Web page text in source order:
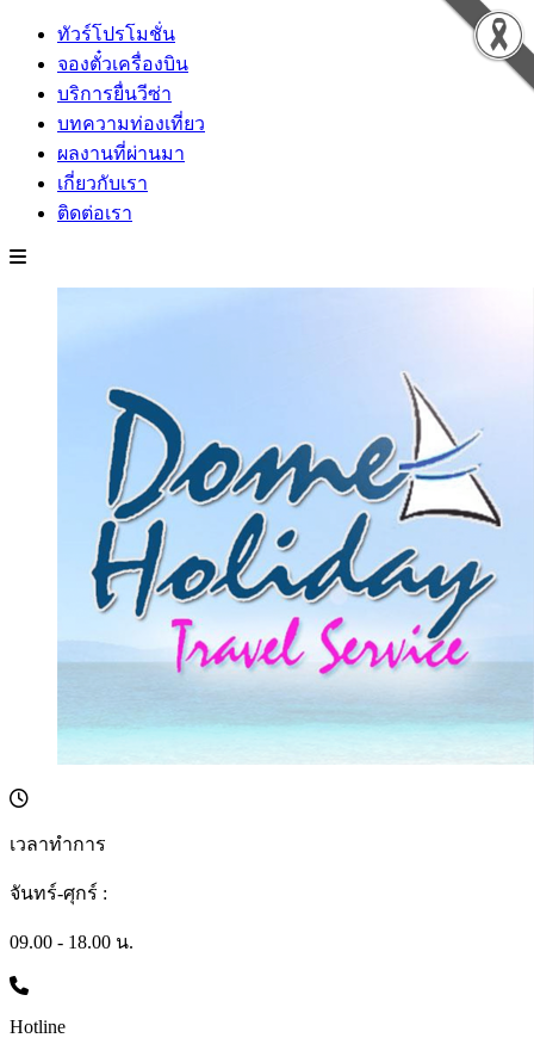
ทัวร์โปรโมชั่น
จองตั๋วเครื่องบิน
บริการยื่นวีซ่า
บทความท่องเที่ยว
ผลงานที่ผ่านมา
เกี่ยวกับเรา
ติดต่อเรา
เวลาทำการ
จันทร์-ศุกร์ :
09.00 - 18.00 น.
Hotline